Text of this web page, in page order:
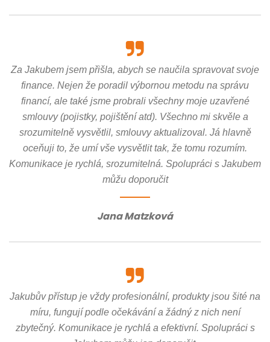
Za Jakubem jsem přišla, abych se naučila spravovat svoje
finance. Nejen že poradil výbornou metodu na správu
financí, ale také jsme probrali všechny moje uzavřené
smlouvy (pojistky, pojištění atd). Všechno mi skvěle a
srozumitelně vysvětlil, smlouvy aktualizoval. Já hlavně
oceňuji to, že umí vše vysvětlit tak, že tomu rozumím.
Komunikace je rychlá, srozumitelná. Spolupráci s Jakubem
můžu doporučit
Jana Matzková
Jakubův přístup je vždy profesionální, produkty jsou šité na
míru, fungují podle očekávání a žádný z nich není
zbytečný. Komunikace je rychlá a efektivní. Spolupráci s